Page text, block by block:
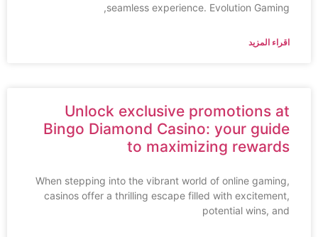
seamless experience. Evolution Gaming,
اقراء المزيد
Unlock exclusive promotions at
Bingo Diamond Casino: your guide
to maximizing rewards
When stepping into the vibrant world of online gaming,
casinos offer a thrilling escape filled with excitement,
potential wins, and